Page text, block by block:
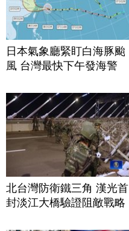
日本氣象廳緊盯白海豚颱
風 台灣最快下午發海警
北台灣防衛鐵三角 漢光首
封淡江大橋驗證阻敵戰略